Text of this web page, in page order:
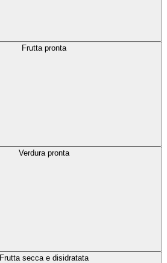
Frutta pronta
Verdura pronta
Frutta secca e disidratata